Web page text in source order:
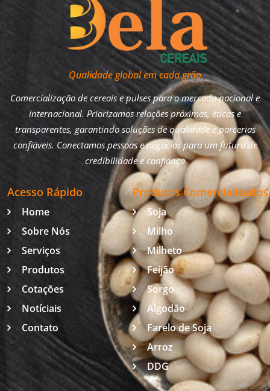
Qualidade global em cada grão
Comercialização de cereais e pulses para o mercado nacional e
internacional. Priorizamos relações próximas, éticas e
transparentes, garantindo soluções de qualidade e parcerias
confiáveis. Conectamos pessoas e negócios para um futuro de
credibilidade e confiança
Acesso Rápido
Home
Sobre Nós
Serviços
Produtos
Cotações
Notíciais
Contato
Produtos Comercializados
Soja
Milho
Milheto
Feijão
Sorgo
Algodão
Farelo de Soja
Arroz
DDG